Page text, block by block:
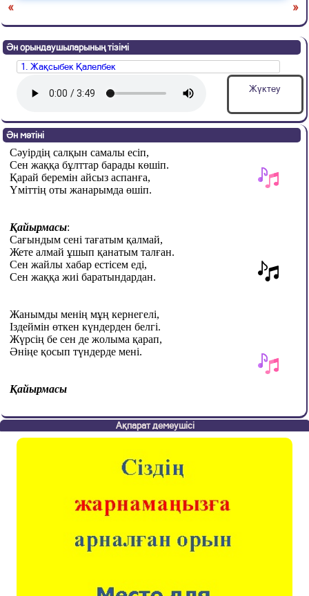
« »
Ән орындаушыларының тізімі
1. Жақсыбек Қалелбек
Жүктеу
Ән мәтіні
Сәуірдің салқын самалы есіп,
Сен жаққа бұлттар барады көшіп.
Қарай беремін айсыз аспанға,
Үміттің оты жанарымда өшіп.
Қайырмасы:
Сағындым сені тағатым қалмай,
Жете алмай ұшып қанатым талған.
Сен жайлы хабар естісем еді,
Сен жаққа жиі баратындардан.
Жанымды менің мұң кернегелі,
Іздеймін өткен күндерден белгі.
Жүрсің бе сен де жолыма қарап,
Әніңе қосып түндерде мені.
Қайырмасы
Ақпарат демеушісі